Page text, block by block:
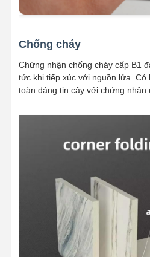
Chống cháy
Chứng nhận chống cháy cấp B1
tức khi tiếp xúc với nguồn lửa. Có
toàn đáng tin cậy với chứng nhận